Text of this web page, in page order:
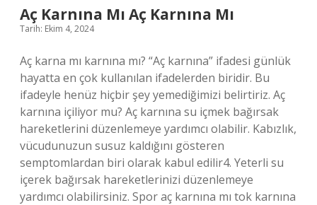
Aç Karnına Mı Aç Karnına Mı
Tarih: Ekim 4, 2024
Aç karna mı karnına mı? “Aç karnına” ifadesi günlük
hayatta en çok kullanılan ifadelerden biridir. Bu
ifadeyle henüz hiçbir şey yemediğimizi belirtiriz. Aç
karnına içiliyor mu? Aç karnına su içmek bağırsak
hareketlerini düzenlemeye yardımcı olabilir. Kabızlık,
vücudunuzun susuz kaldığını gösteren
semptomlardan biri olarak kabul edilir4. Yeterli su
içerek bağırsak hareketlerinizi düzenlemeye
yardımcı olabilirsiniz. Spor aç karnına mı tok karnına